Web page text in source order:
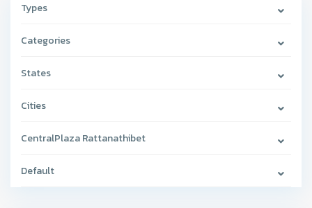
Types
Categories
States
Cities
CentralPlaza Rattanathibet
Default